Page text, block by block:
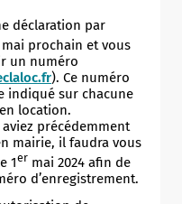
déclaration par
mai prochain et vous
un numéro
). Ce numéro
indiqué sur chacune
location.
précédemment
mairie, il faudra vous
1er mai 2024 afin de
d’enregistrement.